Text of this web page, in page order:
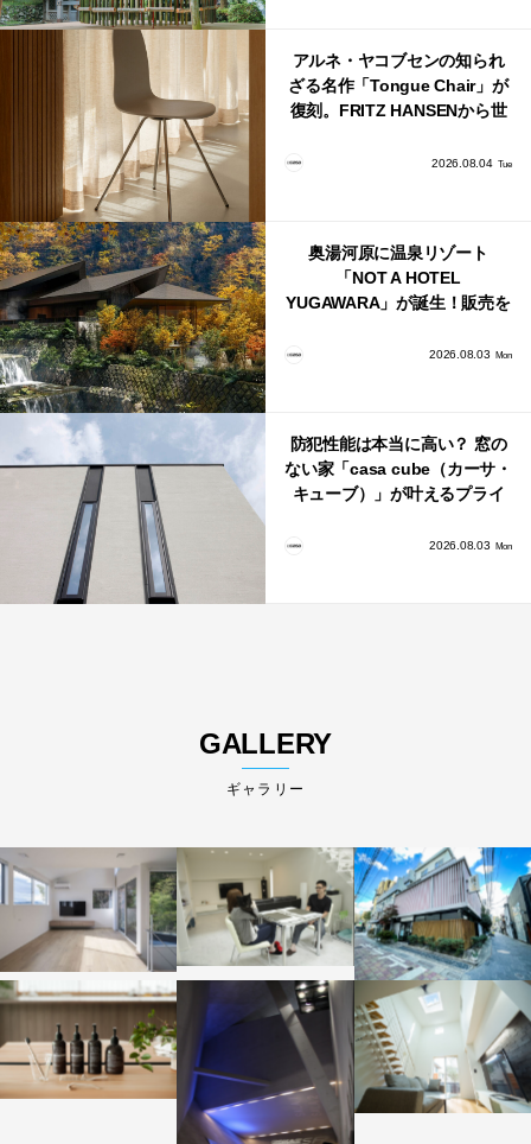
アルネ・ヤコブセンの知られ
ざる名作「Tongue Chair」が
復刻。FRITZ HANSENから世
2026.08.04 Tue
奥湯河原に温泉リゾート
「NOT A HOTEL
YUGAWARA」が誕生！販売を
2026.08.03 Mon
防犯性能は本当に高い？ 窓の
ない家「casa cube（カーサ・
キューブ）」が叶えるプライ
2026.08.03 Mon
GALLERY
ギャラリー